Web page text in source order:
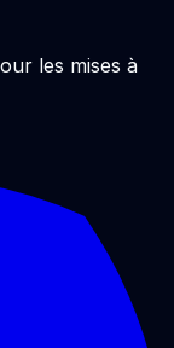
les mises à